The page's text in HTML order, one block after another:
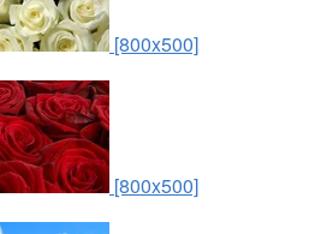
[800x500]
[800x500]